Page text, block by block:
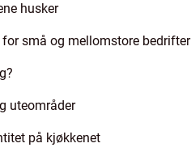
husker
små og mellomstore bedrifter
uteområder
på kjøkkenet